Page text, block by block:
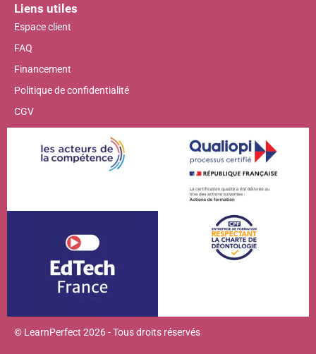
Liens utiles
Espace client
FAQ
Financement
Politique de confidentialité
CGV
© LearnPerfect 2026 - Tous droits réservés